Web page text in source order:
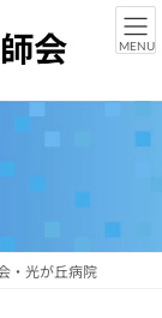
・光が丘病院
MENU